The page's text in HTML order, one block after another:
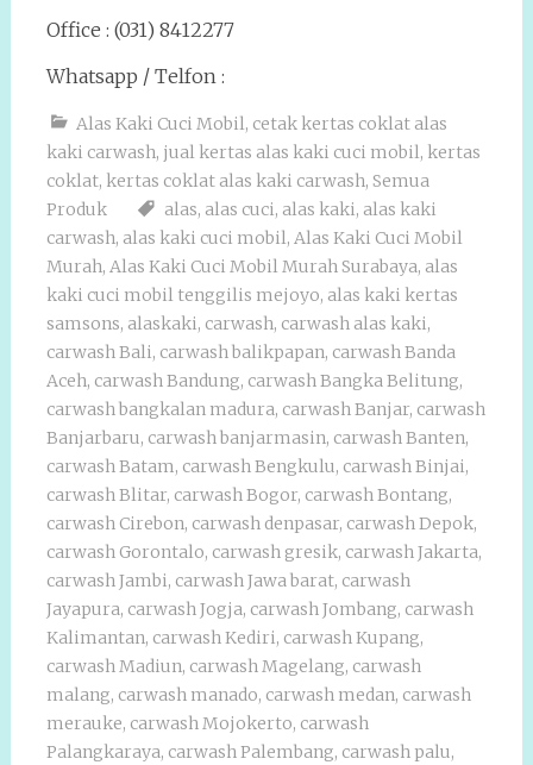
Office : (031) 8412277
Whatsapp / Telfon :
Alas Kaki Cuci Mobil, cetak kertas coklat alas
kaki carwash, jual kertas alas kaki cuci mobil, kertas
coklat, kertas coklat alas kaki carwash, Semua
Produk
alas, alas cuci, alas kaki, alas kaki
carwash, alas kaki cuci mobil, Alas Kaki Cuci Mobil
Murah, Alas Kaki Cuci Mobil Murah Surabaya, alas
kaki cuci mobil tenggilis mejoyo, alas kaki kertas
samsons, alaskaki, carwash, carwash alas kaki,
carwash Bali, carwash balikpapan, carwash Banda
Aceh, carwash Bandung, carwash Bangka Belitung,
carwash bangkalan madura, carwash Banjar, carwash
Banjarbaru, carwash banjarmasin, carwash Banten,
carwash Batam, carwash Bengkulu, carwash Binjai,
carwash Blitar, carwash Bogor, carwash Bontang,
carwash Cirebon, carwash denpasar, carwash Depok,
carwash Gorontalo, carwash gresik, carwash Jakarta,
carwash Jambi, carwash Jawa barat, carwash
Jayapura, carwash Jogja, carwash Jombang, carwash
Kalimantan, carwash Kediri, carwash Kupang,
carwash Madiun, carwash Magelang, carwash
malang, carwash manado, carwash medan, carwash
merauke, carwash Mojokerto, carwash
Palangkaraya, carwash Palembang, carwash palu,